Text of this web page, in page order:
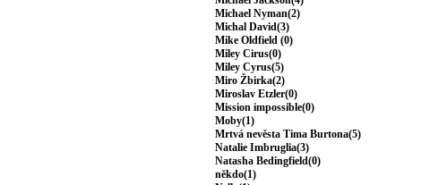
Michael Nyman(2)
Michal David(3)
Mike Oldfield (0)
Miley Cirus(0)
Miley Cyrus(5)
Miro Žbirka(2)
Miroslav Etzler(0)
Mission impossible(0)
Moby(1)
Mrtvá nevěsta Tima Burtona(5)
Natalie Imbruglia(3)
Natasha Bedingfield(0)
někdo(1)